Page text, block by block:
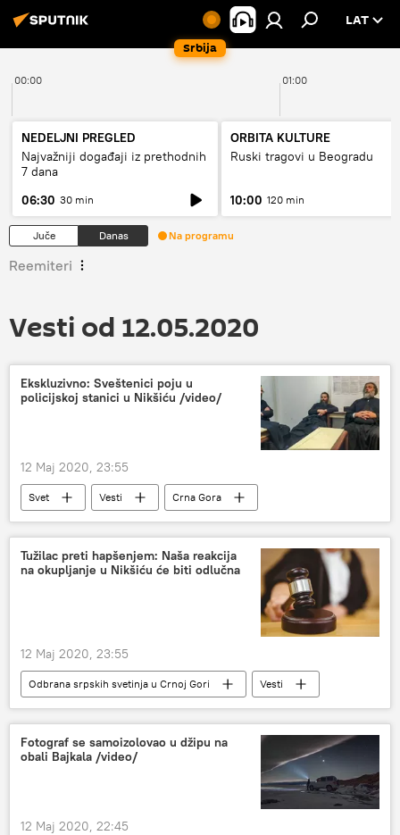
Srbija
LAT
00:00 01:00
NEDELJNI PREGLED
Najvažniji događaji iz prethodnih
7 dana
06:30 30 min
ORBITA KULTURE
Ruski tragovi u Beogradu
10:00 120 min
Juče Danas Na programu
Reemiteri
Vesti od 12.05.2020
Ekskluzivno: Sveštenici poju u
policijskoj stanici u Nikšiću /video/
12 Maj 2020, 23:55
Svet Vesti
Crna Gora
sveštenici
Region
Tužilac preti hapšenjem: Naša reakcija
na okupljanje u Nikšiću će biti odlučna
12 Maj 2020, 23:55
Odbrana srpskih svetinja u Crnoj Gori
Vesti
Svet
Region
Fotograf se samoizolovao u džipu na
obali Bajkala /video/
12 Maj 2020, 22:45